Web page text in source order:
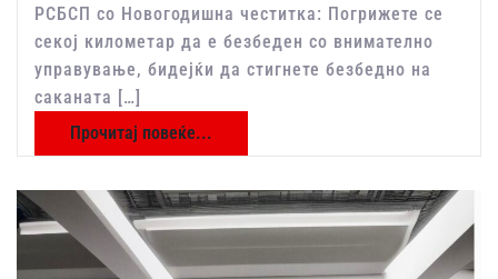
РСБСП со Новогодишна честитка: Погрижете се
секој километар да е безбеден со внимателно
управување, бидејќи да стигнете безбедно на
саканата […]
Прочитај повеќе...